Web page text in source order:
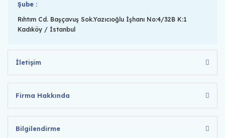
Şube :
Rıhtım Cd. Başçavuş Sok.Yazıcıoğlu İşhanı No:4/32B K:1
Kadıköy / İstanbul
İletişim
Firma Hakkında
Bilgilendirme